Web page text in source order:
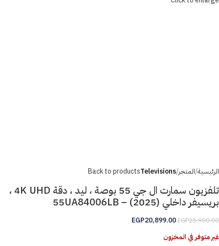
الرئيسية المتجر Televisions
Back to products
تلفزيون سمارت ال جي 55 بوصة ، ليد ، دقة 4K UHD ،
بريسيفر داخلي (2025) – 55UA84006LB
EGP23,900.00
EGP20,899.00
غير متوفر في المخزون